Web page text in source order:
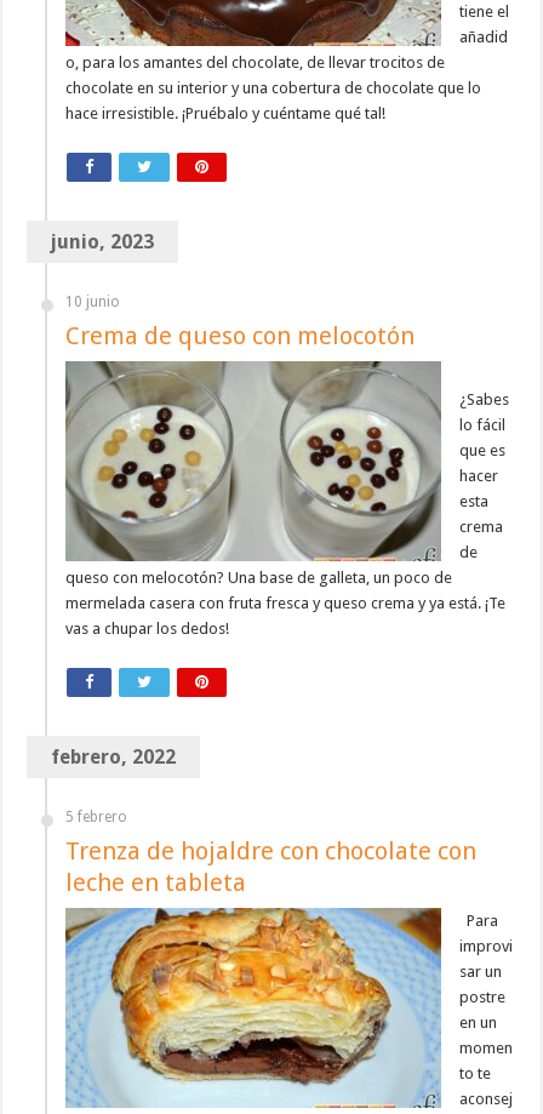
tiene el
añadid
o, para los amantes del chocolate, de llevar trocitos de
chocolate en su interior y una cobertura de chocolate que lo
hace irresistible. ¡Pruébalo y cuéntame qué tal!
junio, 2023
10 junio
Crema de queso con melocotón
¿Sabes
lo fácil
que es
hacer
esta
crema
de
queso con melocotón? Una base de galleta, un poco de
mermelada casera con fruta fresca y queso crema y ya está. ¡Te
vas a chupar los dedos!
febrero, 2022
5 febrero
Trenza de hojaldre con chocolate con
leche en tableta
Para
improvi
sar un
postre
en un
momen
to te
aconsej